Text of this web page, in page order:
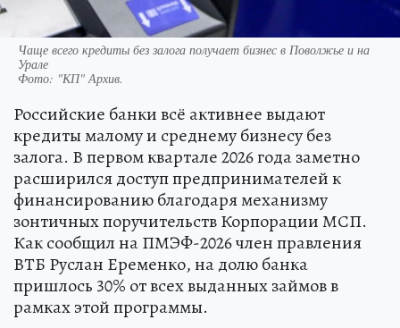
Чаще всего кредиты без залога получает бизнес в Поволжье и на
Урале
Фото: "КП" Архив.
Российские банки всё активнее выдают
кредиты малому и среднему бизнесу без
залога. В первом квартале 2026 года заметно
расширился доступ предпринимателей к
финансированию благодаря механизму
зонтичных поручительств Корпорации МСП.
Как сообщил на ПМЭФ-2026 член правления
ВТБ Руслан Еременко, на долю банка
пришлось 30% от всех выданных займов в
рамках этой программы.